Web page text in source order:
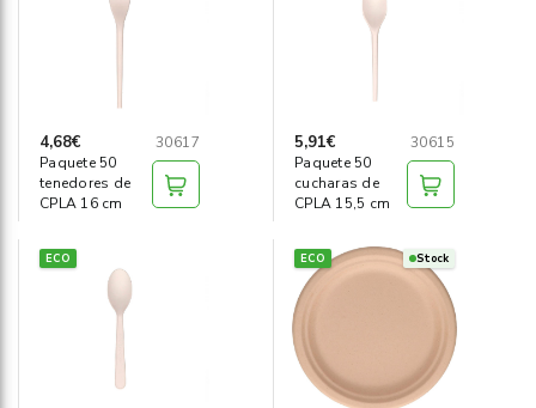
4,68€
30617
Paquete 50
tenedores de
CPLA 16 cm
5,91€
30615
Paquete 50
cucharas de
CPLA 15,5 cm
ECO ECO Stock